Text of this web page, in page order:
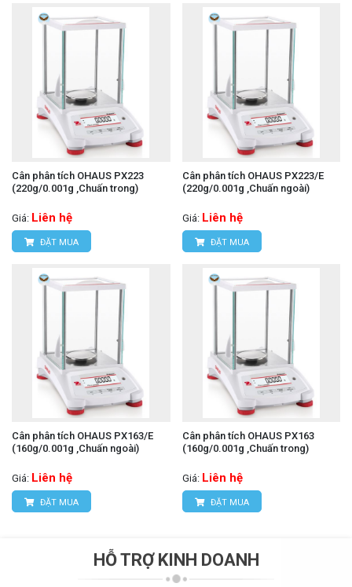
Cân phân tích OHAUS PX223
(220g/0.001g ,Chuấn trong)
Giá: Liên hệ
ĐẶT MUA
Cân phân tích OHAUS PX223/E
(220g/0.001g ,Chuấn ngoài)
Giá: Liên hệ
ĐẶT MUA
Cân phân tích OHAUS PX163/E
(160g/0.001g ,Chuấn ngoài)
Giá: Liên hệ
ĐẶT MUA
Cân phân tích OHAUS PX163
(160g/0.001g ,Chuấn trong)
Giá: Liên hệ
ĐẶT MUA
HỖ TRỢ KINH DOANH